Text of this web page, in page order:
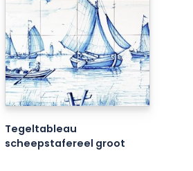
Tegeltableau
scheepstafereel groot